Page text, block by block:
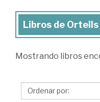
Libros
Ortells
Manuel
Libros de Ortells
Mostrando libros